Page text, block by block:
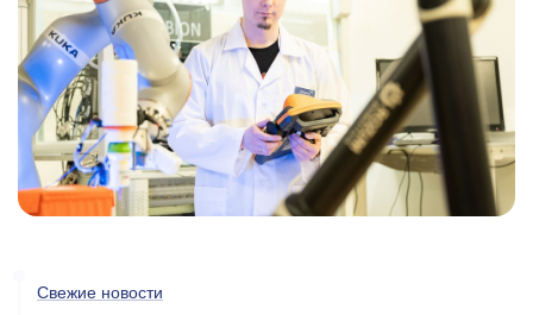
Свежие новости